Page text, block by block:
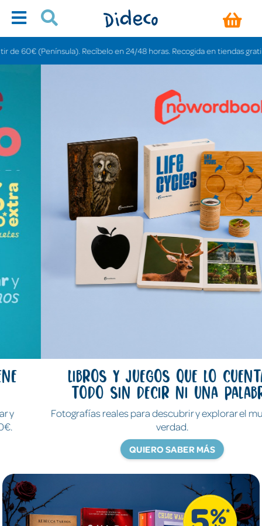
Recíbelo en 24/48 horas. Recogida en tiendas gratis en 3-6 días.
Libros y juegos que lo cuentan
todo sin decir ni una palabra
Fotografías reales para descubrir y explorar el mundo de
QUIERO SABER MÁS